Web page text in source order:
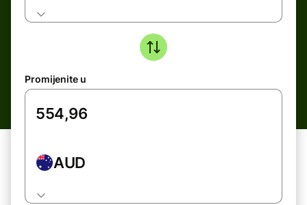
Promijenite u
AUD